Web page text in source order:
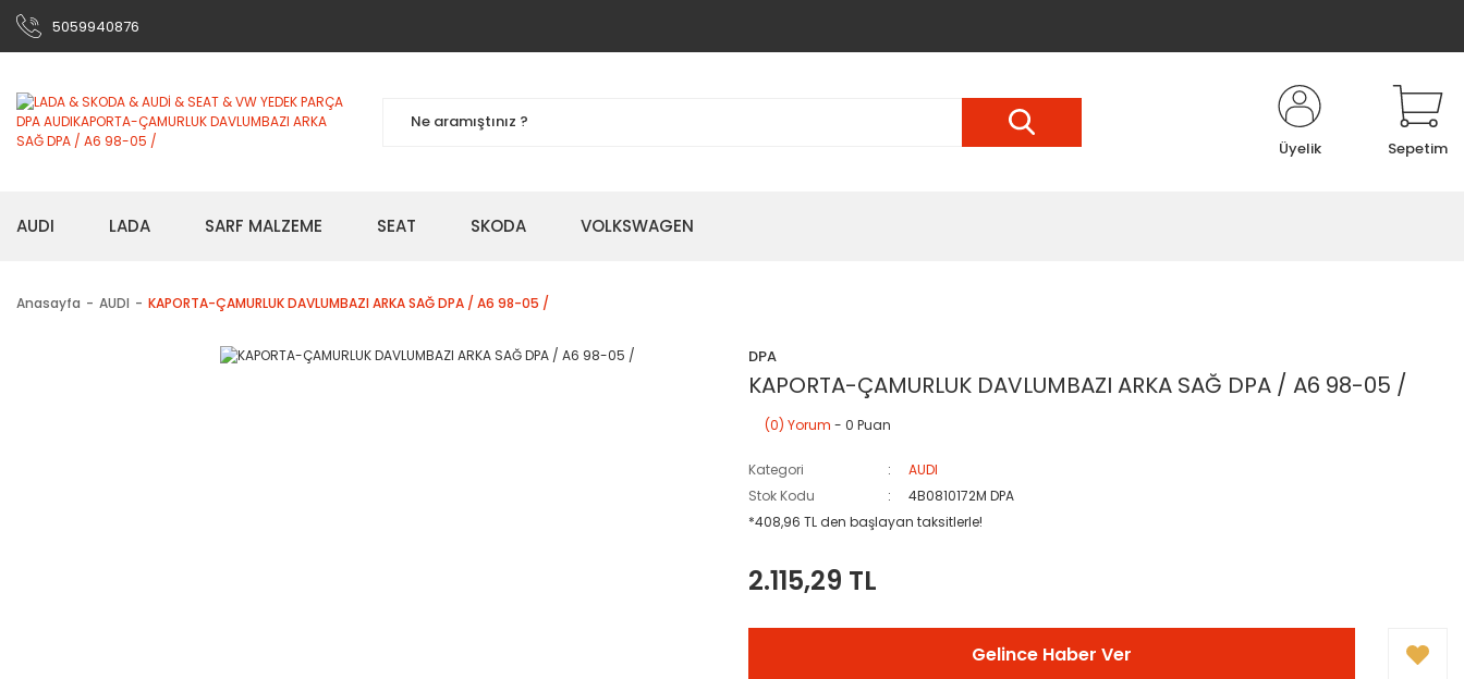
5059940876
Üyelik Sepetim
AUDI LADA SARF MALZEME SEAT SKODA VOLKSWAGEN
Anasayfa AUDI KAPORTA-ÇAMURLUK DAVLUMBAZI ARKA SAĞ DPA / A6 98-05 /
DPA
KAPORTA-ÇAMURLUK DAVLUMBAZI ARKA SAĞ DPA / A6 98-05 /
(0) Yorum - 0 Puan
Kategori
AUDI
Stok Kodu
4B0810172M DPA
*408,96 TL den başlayan taksitlerle!
2.115,29 TL
Gelince Haber Ver